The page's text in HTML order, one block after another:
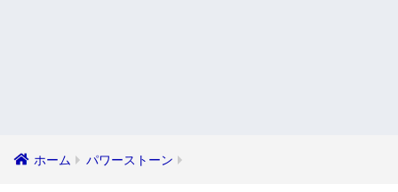
ホーム パワーストーン